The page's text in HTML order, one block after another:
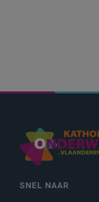
SNEL NAAR